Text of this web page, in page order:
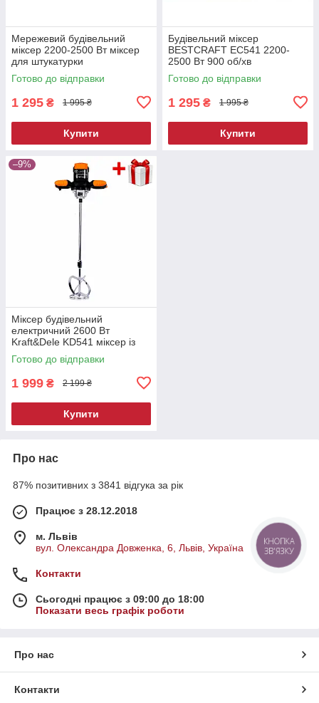
Мережевий будівельний
міксер 2200-2500 Вт міксер
для штукатурки
Готово до відправки
1 295 ₴ 1 995 ₴
Купити
Будівельний міксер
BESTCRAFT EC541 2200-
2500 Вт 900 об/хв
електричний будівельний
міксер
Готово до відправки
1 295 ₴ 1 995 ₴
Купити
–9%
Міксер будівельний
електричний 2600 Вт
Kraft&Dele KD541 міксер із
регулюванням швидкості
Готово до відправки
1 999 ₴ 2 199 ₴
Купити
Про нас
87% позитивних з 3841 відгука за рік
Працює з 28.12.2018
м. Львів
вул. Олександра Довженка, 6, Львів, Україна
Контакти
Сьогодні працює з 09:00 до 18:00
Показати весь графік роботи
Про нас
Контакти
КНОПКА
ЗВ'ЯЗКУ